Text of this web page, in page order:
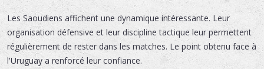
Les Saoudiens affichent une dynamique intéressante. Leur
organisation défensive et leur discipline tactique leur permettent
régulièrement de rester dans les matches. Le point obtenu face à
l'Uruguay a renforcé leur confiance.